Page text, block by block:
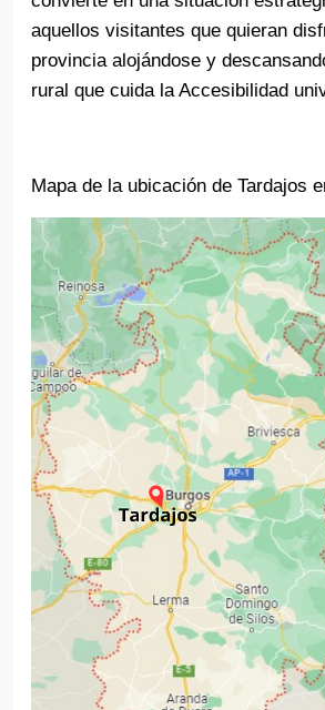
aquellos visitantes que quieran
provincia alojándose y
rural que cuida la Accesibilidad
Mapa de la ubicación de Tardajos